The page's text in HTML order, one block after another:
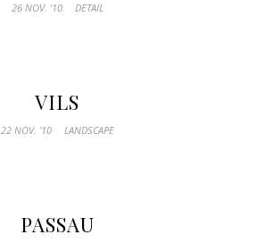
26 NOV. ’10 DETAIL
VILS
22 NOV. ’10 LANDSCAPE
PASSAU